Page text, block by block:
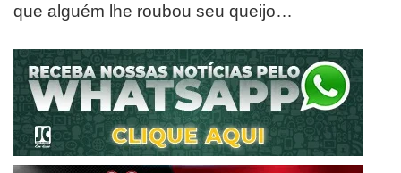
que alguém lhe roubou seu queijo…